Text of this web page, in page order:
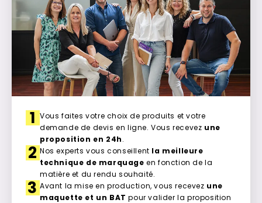
1 Vous faites votre choix de produits et votre
demande de devis en ligne. Vous recevez une
proposition en 24h.
2 Nos experts vous conseillent la meilleure
technique de marquage en fonction de la
matière et du rendu souhaité.
3 Avant la mise en production, vous recevez une
maquette et un BAT pour valider la proposition